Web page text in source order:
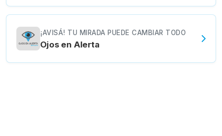
¡AVISÁ! TU MIRADA PUEDE CAMBIAR TODO
Ojos en Alerta